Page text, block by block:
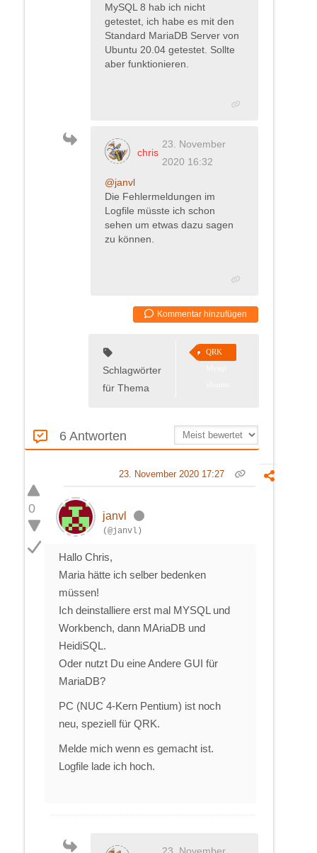
MySQL 8 hab ich nicht
getestet, ich habe es mit den
Standard MariaDB Server von
Ubuntu 20.04 getestet. Sollte
aber funktionieren.
chris
23. November
2020 16:32
@janvl
Die Fehlermeldungen im
Logfile müsste ich schon
sehen um etwas dazu sagen
zu können.
Kommentar hinzufügen
Schlagwörter
für Thema
QRK
6 Antworten
0
23. November 2020 17:27
janvl
(@janvl)
Hallo Chris,
Maria hätte ich selber bedenken
müssen!
Ich deinstalliere erst mal MYSQL und
Workbench, dann MAriaDB und
HeidiSQL.
Oder nutzt Du eine Andere GUI für
MariaDB?
PC (NUC 4-Kern Pentium) ist noch
neu, speziell für QRK.
Melde mich wenn es gemacht ist.
Logfile lade ich hoch.